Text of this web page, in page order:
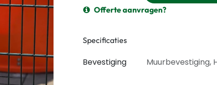
Offerte aanvragen?
Specificaties
Bevestiging Muurbevestiging,